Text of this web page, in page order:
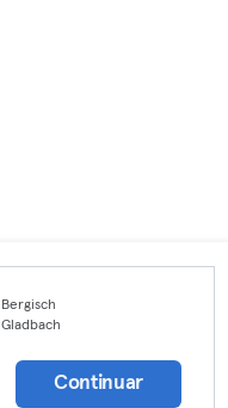
Bergisch
Gladbach
Continuar